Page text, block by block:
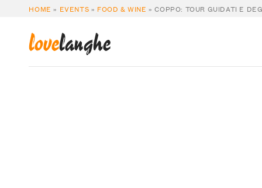
HOME » EVENTS » FOOD & WINE »COPPO: TOUR GUIDATI E
lovelanghe